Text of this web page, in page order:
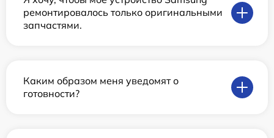
ремонтировалось только оригинальными
запчастями.
Каким образом меня уведомят о
готовности?